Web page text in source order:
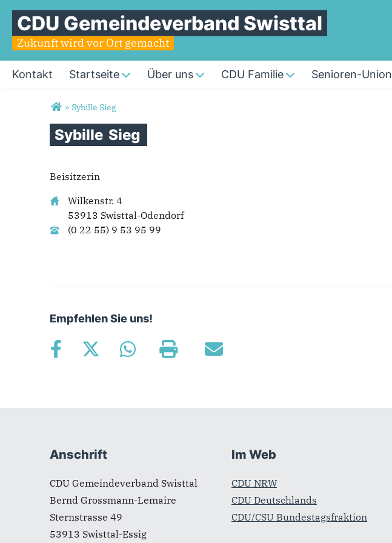
CDU Gemeindeverband Swisttal
Zukunft wird vor Ort gemacht
Kontakt Startseite Über uns CDU Familie Senioren-Union
Sie sind hier
» Sybille Sieg
Sybille Sieg
Beisitzerin
Wilkenstr. 4
53913 Swisttal-Odendorf
(0 22 55) 9 53 95 99
Empfehlen Sie uns!
Fußbereich
Anschrift
CDU Gemeindeverband Swisttal
Bernd Grossmann-Lemaire
Sternstrasse 49
53913 Swisttal-Essig
Im Web
CDU NRW
CDU Deutschlands
CDU/CSU Bundestagsfraktion